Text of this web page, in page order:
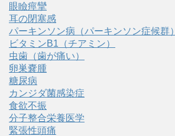
眼瞼痙攣
耳の閉塞感
パーキンソン病（パーキンソン症候群）
ビタミンB1（チアミン）
虫歯（歯が痛い）
卵巣嚢腫
糖尿病
カンジダ菌感染症
食欲不振
分子整合栄養医学
緊張性頭痛